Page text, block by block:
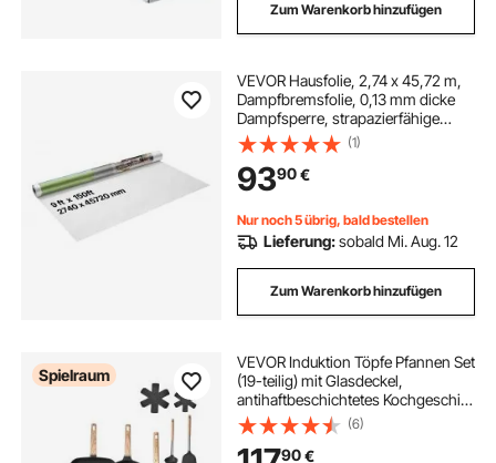
Zum Warenkorb hinzufügen
VEVOR Hausfolie, 2,74 x 45,72 m,
Dampfbremsfolie, 0,13 mm dicke
Dampfsperre, strapazierfähige
Dampfsperrfolie für reißfeste,
dampfsperrende Abdeckplane für
Wohn- und Gewerbebauten, weiß
(1)
9390€
Nur noch 5 übrig, bald bestellen
Lieferung:sobald Mi. Aug. 12
Zum Warenkorb hinzufügen
Spielraum
VEVOR Induktion Töpfe Pfannen Set
(19-teilig) mit Glasdeckel,
antihaftbeschichtetes Kochgeschirr,
Induktionskochtöpfe für die Küche
im Wohnmobil zum Braten, Würzen
von Soßen und Kochen (Schwarz)
(6)
90€